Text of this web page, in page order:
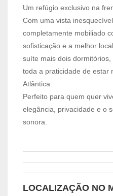
Um refúgio exclusivo na
Com uma vista
completamente mobiliado
sofisticação e a melhor
suíte mais dois
toda a praticidade de estar
Atlântica.
Perfeito para quem quer
elegância, privacidade e o
sonora.
LOCALIZAÇÃO NO